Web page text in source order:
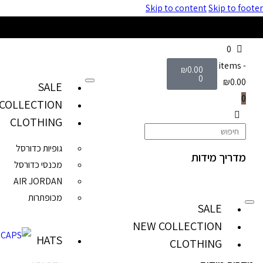
Skip to contentSkip to footer
0
items-
₪0.00
0
₪0.00
0
מדריך מידות
SALE
CLOTHING
גופיות כדורסל
מכנסי כדורסל
AIR JORDAN
מכופתרות
HATS
SALE
NEW COLLECTION
CLOTHING